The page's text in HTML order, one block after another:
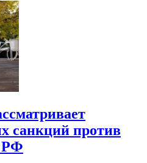
санкций против
РФ